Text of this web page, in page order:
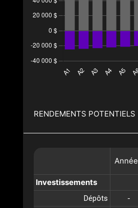
RENDEMENTS POTENTIELS
Année
Investissements
Dépôts -